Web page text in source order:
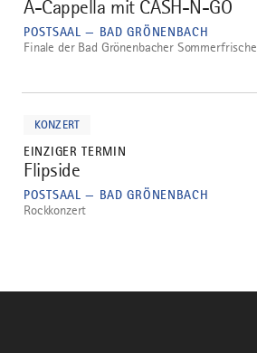
4
A-Cappella mit CASH-N-GO
POSTSAAL — BAD GRÖNENBACH
Finale der Bad Grönenbacher Sommerfrische
KONZERT
EINZIGER TERMIN
5
Flipside
POSTSAAL — BAD GRÖNENBACH
Rockkonzert